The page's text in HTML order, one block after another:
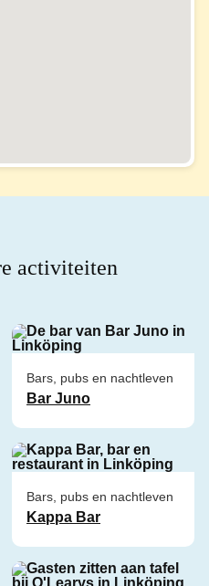
activiteiten
Bars, pubs en nachtleven
Bar Juno
Bars, pubs en nachtleven
Kappa Bar